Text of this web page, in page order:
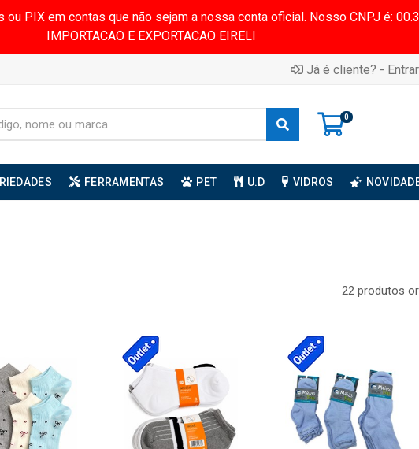
ou PIX em contas que não sejam a nossa conta oficial. Nosso CNPJ é:
IMPORTACAO E EXPORTACAO EIRELI
Já é cliente? - Entrar
0
FERRAMENTAS PET U.D VIDROS
22 produtos